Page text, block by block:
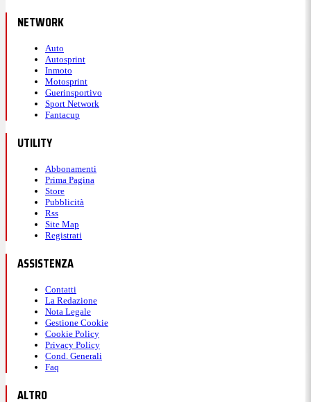
NETWORK
Auto
Autosprint
Inmoto
Motosprint
Guerinsportivo
Sport Network
Fantacup
UTILITY
Abbonamenti
Prima Pagina
Store
Pubblicità
Rss
Site Map
Registrati
ASSISTENZA
Contatti
La Redazione
Nota Legale
Gestione Cookie
Cookie Policy
Privacy Policy
Cond. Generali
Faq
ALTRO